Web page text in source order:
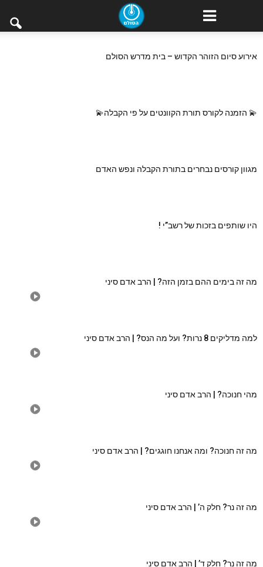
אירוע סיום הזוהר הקדוש – בית מדרש הסולם
💫 הזמנה לקורס תורת הקוונטים על פי הקבלה💫
מגוון קורסים נבחרים בתורת הקבלה ונפש האדם
היו שותפים בזכות של רשב”י !
מה זה בימים ההם בזמן הזה? | הרב אדם סיני
למה מדליקים 8 נרות? ועל מה הנס? | הרב אדם סיני
מהי חנוכה? | הרב אדם סיני
מה זה חנוכה? ומה אנחנו חוגגים? | הרב אדם סיני
מה זה נר? חלק ה’ | הרב אדם סיני
מה זה נר? חלק ד’ | הרב אדם סיני